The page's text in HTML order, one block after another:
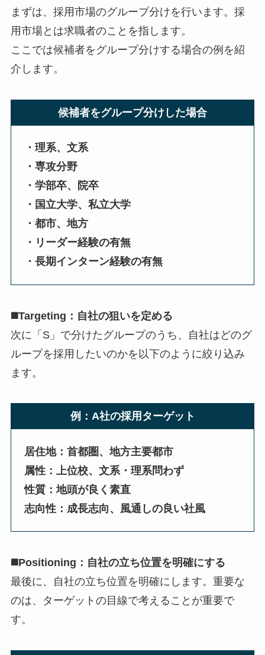
まずは、採用市場のグループ分けを行います。採
用市場とは求職者のことを指します。
ここでは候補者をグループ分けする場合の例を紹
介します。
候補者をグループ分けした場合
・理系、文系
・専攻分野
・学部卒、院卒
・国立大学、私立大学
・都市、地方
・リーダー経験の有無
・長期インターン経験の有無
◼️Targeting：自社の狙いを定める
次に「S」で分けたグループのうち、自社はどのグ
ループを採用したいのかを以下のように絞り込み
ます。
例：A社の採用ターゲット
居住地：首都圏、地方主要都市
属性：上位校、文系・理系問わず
性質：地頭が良く素直
志向性：成長志向、風通しの良い社風
◼️Positioning：自社の立ち位置を明確にする
最後に、自社の立ち位置を明確にします。重要な
のは、ターゲットの目線で考えることが重要で
す。